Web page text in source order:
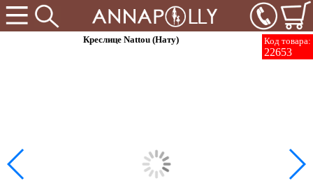
Код товара:
22653
Креслице Nattou (Нату)